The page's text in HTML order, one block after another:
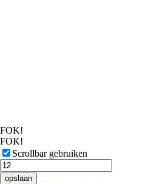
FOK!
FOK!
Scrollbar gebruiken
opslaan